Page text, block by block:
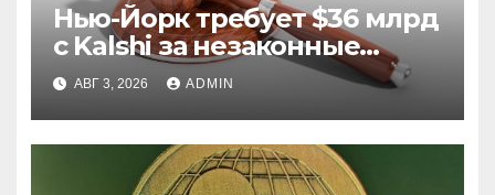
Нью-Йорк требует $36 млрд
с Kalshi за незаконные
ставки
АВГ 3, 2026 ADMIN